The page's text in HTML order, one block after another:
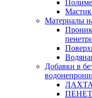
Материалы
Добавки в
ЛАХТА